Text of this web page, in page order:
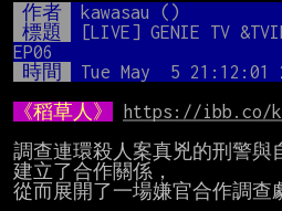
作者 kawasau ()
標題
[LIVE] GENIE TV
EP06
時間
Tue May  5 21:12:01
《稻草人》
https://ibb.co/
調查連環殺人案真兇的刑警與
建立了合作關係，
從而展開了一場嫌官合作調查